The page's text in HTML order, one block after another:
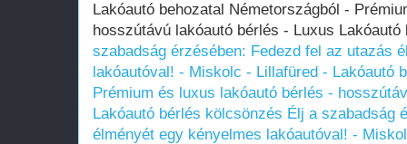
Lakóautó behozatal Németországból -
hosszútávú lakóautó bérlés - Luxus
szabadság érzésében: Fedezd fel az utazás
lakóautóval! - Miskolc - Lillafüred - Lakóautó
Prémium és luxus lakóautó bérlés -
Lakóautó bérlés kölcsönzés Élj a szabadság
élményét egy kényelmes lakóautóval! -